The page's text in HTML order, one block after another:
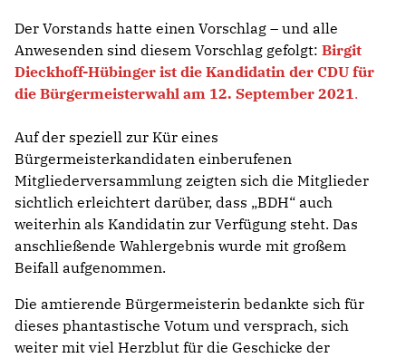
Der Vorstands hatte einen Vorschlag – und alle
Anwesenden sind diesem Vorschlag gefolgt: Birgit
Dieckhoff-Hübinger ist die Kandidatin der CDU für
die Bürgermeisterwahl am 12. September 2021 .
Auf der speziell zur Kür eines
Bürgermeisterkandidaten einberufenen
Mitgliederversammlung zeigten sich die Mitglieder
sichtlich erleichtert darüber, dass „BDH“ auch
weiterhin als Kandidatin zur Verfügung steht. Das
anschließende Wahlergebnis wurde mit großem
Beifall aufgenommen.
Die amtierende Bürgermeisterin bedankte sich für
dieses phantastische Votum und versprach, sich
weiter mit viel Herzblut für die Geschicke der